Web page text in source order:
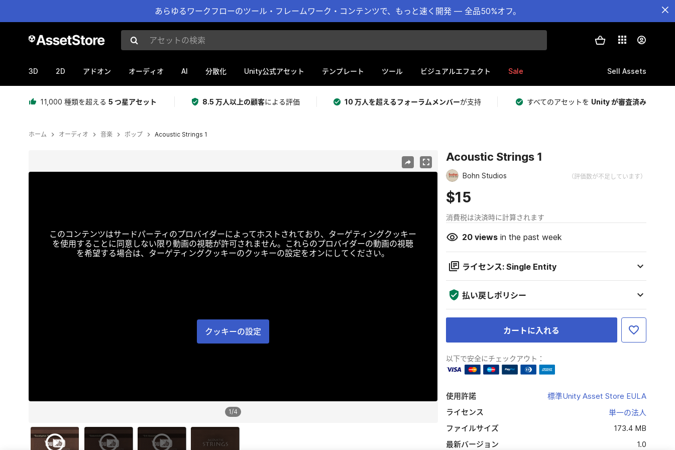
あらゆるワークフローのツール・フレームワーク・コンテンツで、もっと速く開発 — 全品50%オフ。
アセットの検索
3D 2D アドオン オーディオ AI 分散化 Unity公式アセット テンプレート ツール ビジュアルエフェクト Sale Sell Assets
11,000 種類を超える 5 つ星アセット 8.5 万人以上の顧客による評価 10 万人を超えるフォーラムメンバーが支持 すべてのアセットを Unity が審査済み
ホーム オーディオ 音楽 ポップ Acoustic Strings 1
このコンテンツはサードパーティのプロバイダーによってホストされており、ターゲティングクッキー
を使用することに同意しない限り動画の視聴が許可されません。これらのプロバイダーの動画の視聴
を希望する場合は、ターゲティングクッキーのクッキーの設定をオンにしてください。
クッキーの設定
1/4
Acoustic Strings 1
Bohn Studios （評価数が不足しています）
$15
消費税は決済時に計算されます
20viewsin the past week
ライセンス: Single Entity
払い戻しポリシー
カートに入れる
以下で安全にチェックアウト：
使用許諾
標準Unity Asset Store EULA
ライセンス
単一の法人
ファイルサイズ
173.4 MB
最新バージョン
1.0